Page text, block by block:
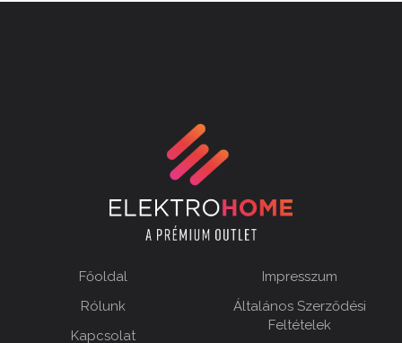
Főoldal
Rólunk
Kapcsolat
Impresszum
Általános Szerződési
Feltételek